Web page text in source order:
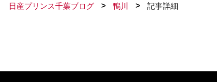
日産プリンス千葉ブログ > 鴨川 > 記事詳細